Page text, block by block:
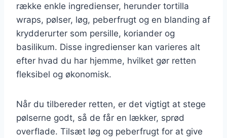
række enkle ingredienser, herunder tortilla
wraps, pølser, løg, peberfrugt og en blanding af
krydderurter som persille, koriander og
basilikum. Disse ingredienser kan varieres alt
efter hvad du har hjemme, hvilket gør retten
fleksibel og økonomisk.
Når du tilbereder retten, er det vigtigt at stege
pølserne godt, så de får en lækker, sprød
overflade. Tilsæt løg og peberfrugt for at give